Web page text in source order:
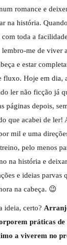
romance e
na história.
com toda a
lembro-me de viver
e estar
fluxo. Hoje em dia,
ler não ficção já
páginas depois,
que acabei de ler!
mil e uma
pelo menos
na história e
e ideias parvas
na cabeça. 😉
ideia, certo?
práticas
a viverem no